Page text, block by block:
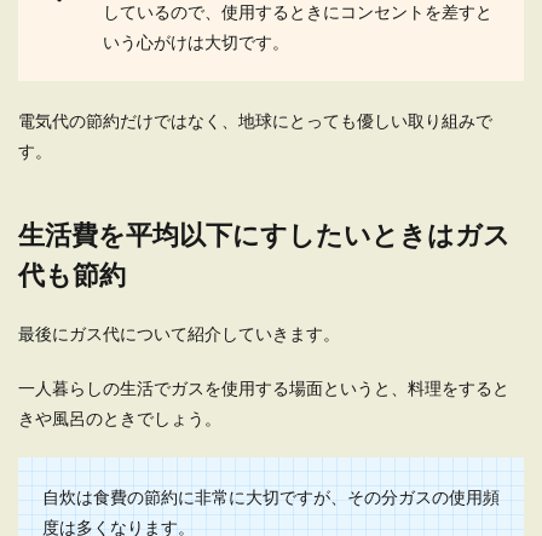
しているので、使用するときにコンセントを差すと
いう心がけは大切です。
電気代の節約だけではなく、地球にとっても優しい取り組みで
す。
生活費を平均以下にすしたいときはガス
代も節約
最後にガス代について紹介していきます。
一人暮らしの生活でガスを使用する場面というと、料理をすると
きや風呂のときでしょう。
自炊は食費の節約に非常に大切ですが、その分ガスの使用頻
度は多くなります。